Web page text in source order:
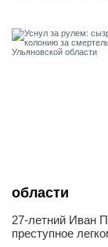
области
27-летний Иван
преступное